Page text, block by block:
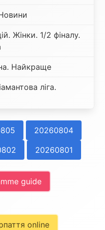
Жінки. 1/2 фіналу.
Найкраще
ліга.
20260804
20260801
guide
online